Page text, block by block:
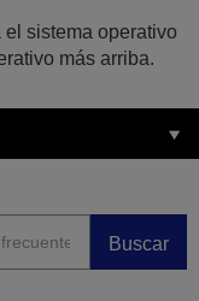
sistema operativo
más arriba.
Buscar